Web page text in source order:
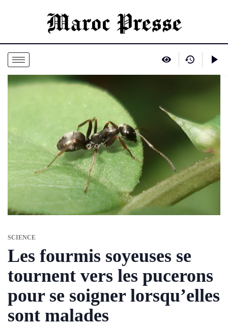
SCIENCE
Les fourmis soyeuses se
tournent vers les pucerons
pour se soigner lorsqu’elles
sont malades